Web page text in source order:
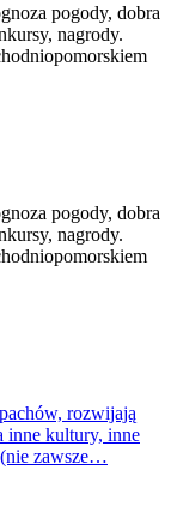
pogody, dobra
nagrody.
pogody, dobra
nagrody.
rozwijają
inne kultury, inne
(nie zawsze…